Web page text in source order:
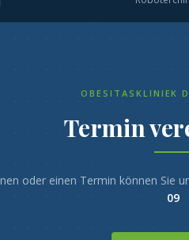
OBESITASKLINIEK
Termin
oder einen Termin können Sie
09